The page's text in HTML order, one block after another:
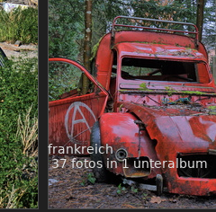
frankreich
37 fotos in 1 unteralbum